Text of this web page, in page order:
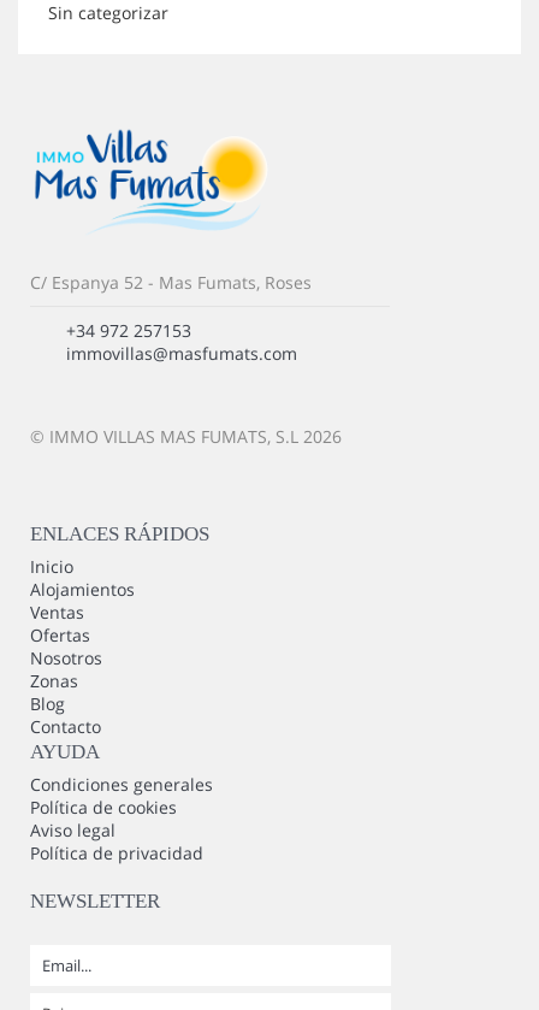
Sin categorizar
C/ Espanya 52 - Mas Fumats, Roses
+34 972 257153
immovillas@masfumats.com
© IMMO VILLAS MAS FUMATS, S.L 2026
ENLACES RÁPIDOS
Inicio
Alojamientos
Ventas
Ofertas
Nosotros
Zonas
Blog
Contacto
AYUDA
Condiciones generales
Política de cookies
Aviso legal
Política de privacidad
NEWSLETTER